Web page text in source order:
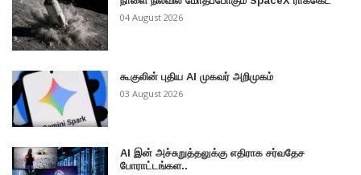
04 August 2026
கூகுலின் புதிய AI முகவர் அறிமுகம்
03 August 2026
AI இன் அச்சுறுத்தலுக்கு எதிராக சர்வதேச
போராட்டங்கள..